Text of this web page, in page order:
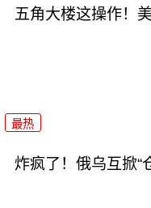
五角大楼这操作！
最热
炸疯了！俄乌互掀“